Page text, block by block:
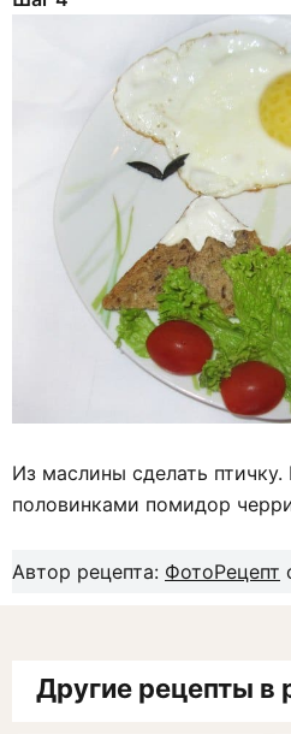
Из маслины сделать
половинками помидор
Автор рецепта: ФотоРецепт
Другие рецепты в